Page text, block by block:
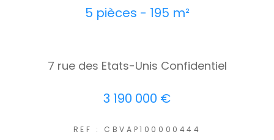
5 pièces - 195 m²
7 rue des Etats-Unis Confidentiel
3 190 000 €
REF : CBVAP100000444